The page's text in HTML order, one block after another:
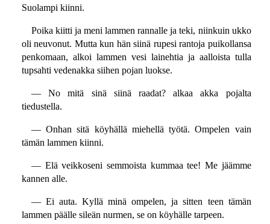
Suolampi kiinni.
Poika kiitti ja meni lammen rannalle ja teki, niinkuin ukko
oli neuvonut. Mutta kun hän siinä rupesi rantoja puikollansa
penkomaan, alkoi lammen vesi lainehtia ja aalloista tulla
tupsahti vedenakka siihen pojan luokse.
— No mitä sinä siinä raadat? alkaa akka pojalta
tiedustella.
— Onhan sitä köyhällä miehellä työtä. Ompelen vain
tämän lammen kiinni.
— Elä veikkoseni semmoista kummaa tee! Me jäämme
kannen alle.
— Ei auta. Kyllä minä ompelen, ja sitten teen tämän
lammen päälle sileän nurmen, se on köyhälle tarpeen.